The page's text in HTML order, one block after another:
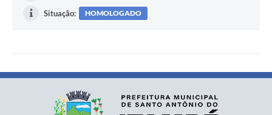
Situação: HOMOLOGADO